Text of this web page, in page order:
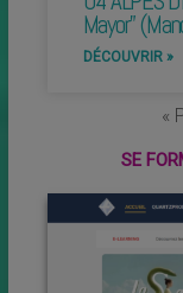
Mayor”
DÉCOUVRIR »
«
SE